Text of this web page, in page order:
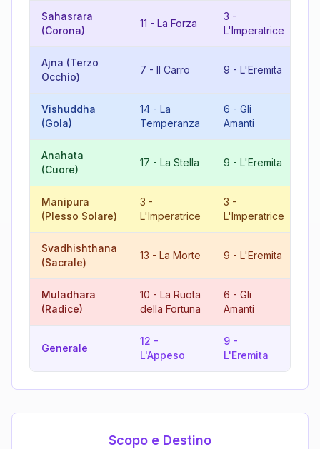
Sahasrara
(Corona)
11 - La Forza
3 -
L'Imperatrice
Ajna (Terzo
Occhio)
7 - Il Carro 9 - L'Eremita
Vishuddha
(Gola)
14 - La
Temperanza
6 - Gli
Amanti
Anahata
(Cuore)
17 - La Stella 9 - L'Eremita
Manipura
(Plesso Solare)
3 -
L'Imperatrice
3 -
L'Imperatrice
Svadhishthana
(Sacrale)
13 - La Morte 9 - L'Eremita
Muladhara
(Radice)
10 - La Ruota
della Fortuna
6 - Gli
Amanti
Generale
12 -
L'Appeso
9 -
L'Eremita
Scopo e Destino